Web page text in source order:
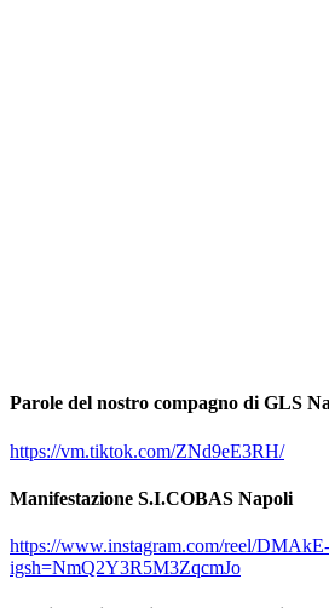
Parole del nostro compagno di GLS
https://vm.tiktok.com/ZNd9eE3RH/
Manifestazione S.I.COBAS Napoli
https://www.instagram.com/reel/
igsh=NmQ2Y3R5M3ZqcmJo